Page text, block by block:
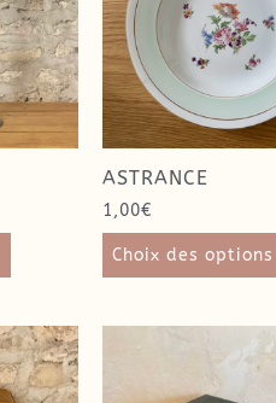
ASTRANCE
1,00€
Choix des options